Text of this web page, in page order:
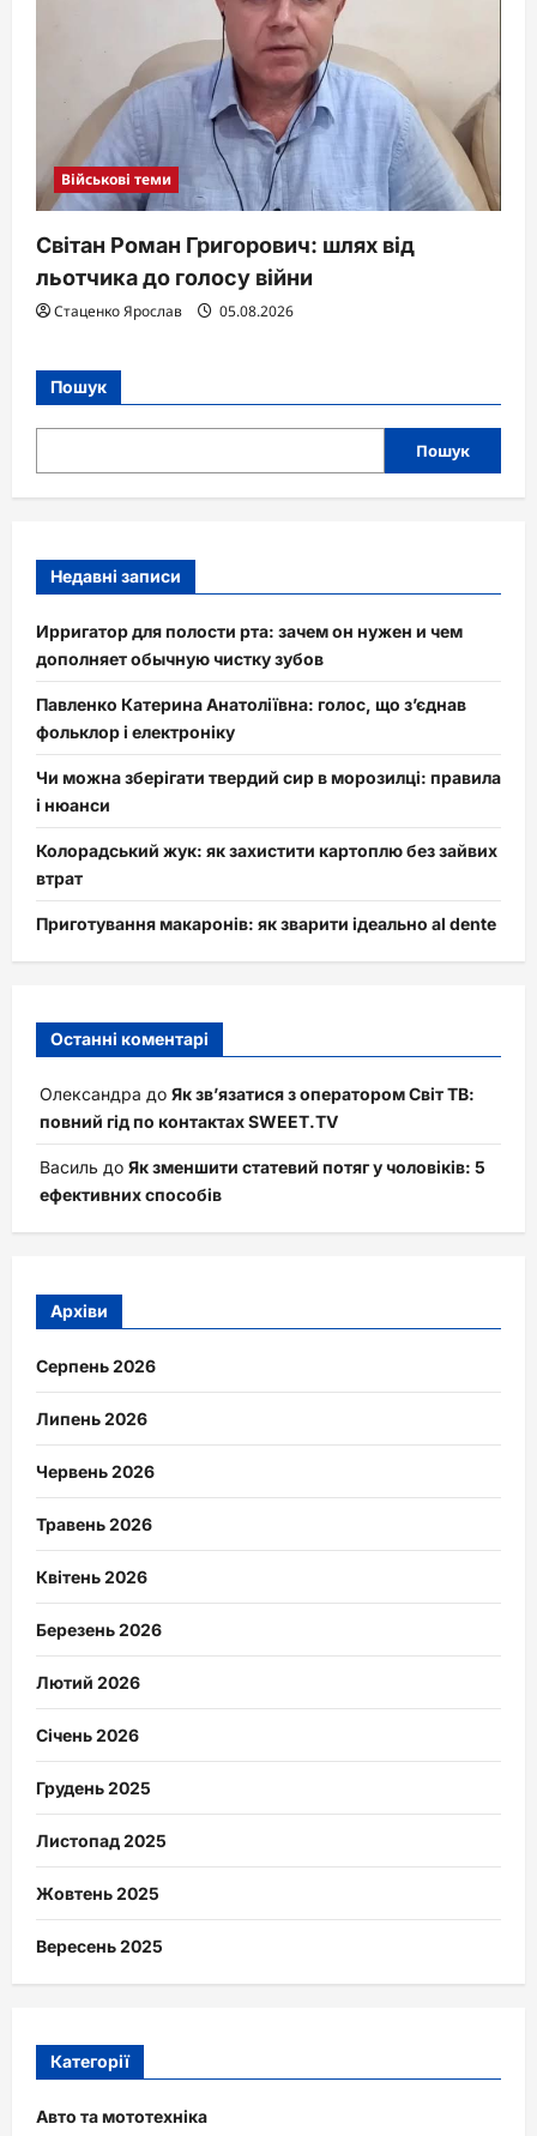
Військові теми
Світан Роман Григорович: шлях від
льотчика до голосу війни
Стаценко Ярослав 05.08.2026
Пошук
Пошук
Недавні записи
Ирригатор для полости рта: зачем он нужен и чем
дополняет обычную чистку зубов
Павленко Катерина Анатоліївна: голос, що з’єднав
фольклор і електроніку
Чи можна зберігати твердий сир в морозилці: правила
і нюанси
Колорадський жук: як захистити картоплю без зайвих
втрат
Приготування макаронів: як зварити ідеально al dente
Останні коментарі
Олександра до Як зв’язатися з оператором Світ ТВ:
повний гід по контактах SWEET.TV
Василь до Як зменшити статевий потяг у чоловіків: 5
ефективних способів
Архіви
Серпень 2026
Липень 2026
Червень 2026
Травень 2026
Квітень 2026
Березень 2026
Лютий 2026
Січень 2026
Грудень 2025
Листопад 2025
Жовтень 2025
Вересень 2025
Категорії
Авто та мототехніка